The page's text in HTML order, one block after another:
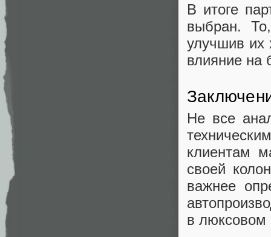
В итоге
выбран.
улучшив их
влияние на
Не все
клиентам
своей
важнее
в люксовом